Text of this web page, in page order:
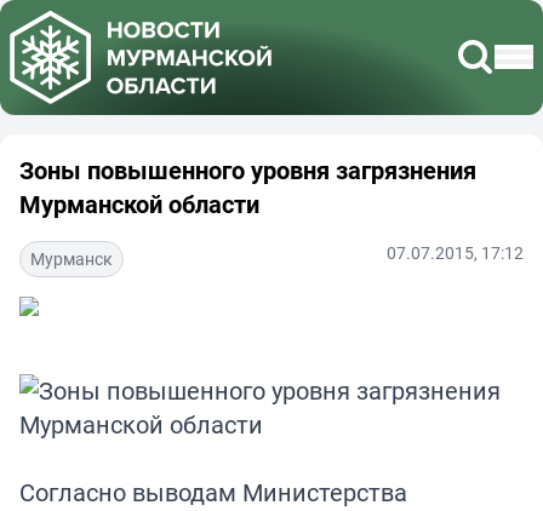
Зоны повышенного уровня загрязнения
Мурманской области
Мурманск 07.07.2015, 17:12
Согласно выводам Министерства